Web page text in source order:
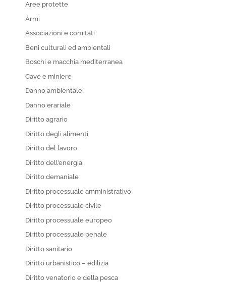
Aree protette
Armi
Associazioni e comitati
Beni culturali ed ambientali
Boschi e macchia mediterranea
Cave e miniere
Danno ambientale
Danno erariale
Diritto agrario
Diritto degli alimenti
Diritto del lavoro
Diritto dell’energia
Diritto demaniale
Diritto processuale amministrativo
Diritto processuale civile
Diritto processuale europeo
Diritto processuale penale
Diritto sanitario
Diritto urbanistico – edilizia
Diritto venatorio e della pesca